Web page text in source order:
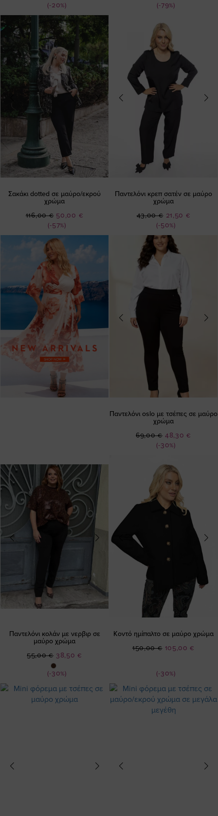
(-20%)
Τιμή
(-79%)
Τιμή
Σακάκι dotted σε μαύρο/εκρού
χρώμα
(-57%)
Ειδική
Τιμή
50,00 €
116,00 €
Παντελόνι κρεπ σατέν σε μαύρο
χρώμα
(-50%)
Ειδική
Τιμή
21,50 €
43,00 €
Παντελόνι oslo με τσέπες σε μαύρο
χρώμα
(-30%)
Ειδική
Τιμή
48,30 €
69,00 €
Παντελόνι κολάν με νερβιρ σε
μαύρο χρώμα
(-30%)
Ειδική
Τιμή
38,50 €
55,00 €
Κοντό ημίπαλτο σε μαύρο χρώμα
(-30%)
Ειδική
105,00 €
150,00 €